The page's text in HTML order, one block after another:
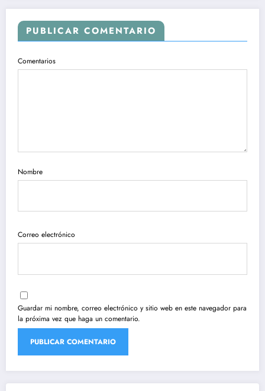
PUBLICAR COMENTARIO
Comentarios
Nombre
Correo electrónico
Guardar mi nombre, correo electrónico y sitio web en este navegador para
la próxima vez que haga un comentario.